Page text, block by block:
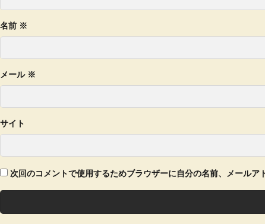
名前 ※
メール ※
サイト
次回のコメントで使用するためブラウザーに自分の名前、メールア